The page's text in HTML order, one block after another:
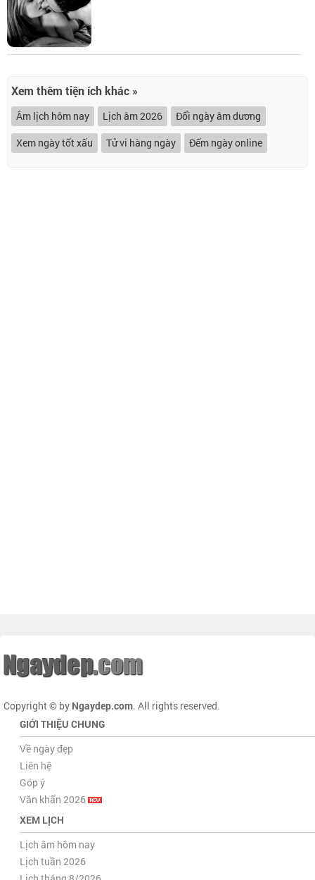
Xem thêm tiện ích khác »
Âm lịch hôm nay Lịch âm 2026
Đổi ngày âm dương
Xem ngày tốt xấu
Tử vi hàng ngày Đếm ngày online
Copyright © by Ngaydep.com. All rights reserved.
GIỚI THIỆU CHUNG
Về ngày đẹp
Liên hệ
Góp ý
Văn khấn 2026
XEM LỊCH
Lịch âm hôm nay
Lịch tuần 2026